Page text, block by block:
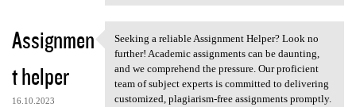
Assignmen
t helper
16.10.2023
Seeking a reliable Assignment
Seeking a reliable Assignment Helper? Look no
further! Academic assignments can be daunting,
and we comprehend the pressure. Our proficient
team of subject experts is committed to delivering
customized, plagiarism-free assignments promptly.